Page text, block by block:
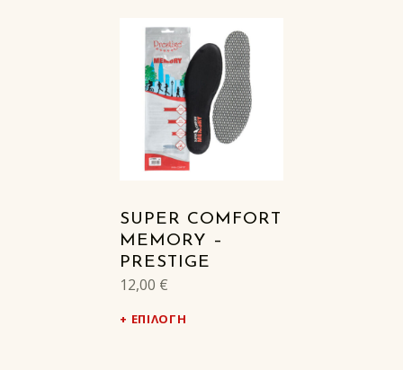
SUPER COMFORT
MEMORY –
PRESTIGE
12,00 €
ΕΠΙΛΟΓΉ